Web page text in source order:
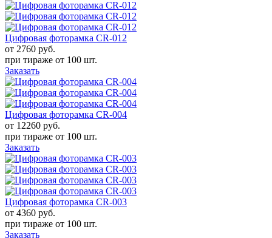
Цифровая фоторамка CR-012
от 2760 руб.
при тираже от 100 шт.
Заказать
Цифровая фоторамка CR-004
от 12260 руб.
при тираже от 100 шт.
Заказать
Цифровая фоторамка CR-003
от 4360 руб.
при тираже от 100 шт.
Заказать